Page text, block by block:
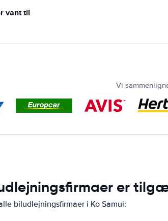
vant til
Vi
er
biludlejningsfirmaer i Ko Samui: